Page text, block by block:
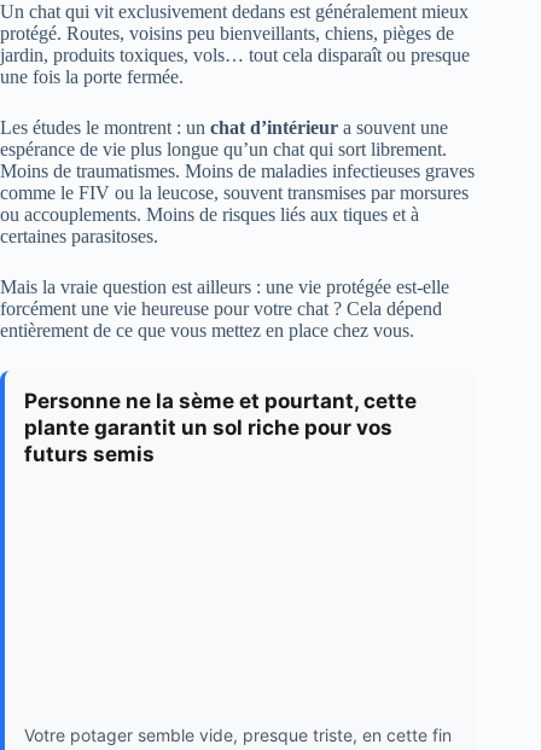
Un chat qui vit exclusivement dedans est généralement mieux
protégé. Routes, voisins peu bienveillants, chiens, pièges de
jardin, produits toxiques, vols… tout cela disparaît ou presque
une fois la porte fermée.
Les études le montrent : un chat d’intérieur a souvent une
espérance de vie plus longue qu’un chat qui sort librement.
Moins de traumatismes. Moins de maladies infectieuses graves
comme le FIV ou la leucose, souvent transmises par morsures
ou accouplements. Moins de risques liés aux tiques et à
certaines parasitoses.
Mais la vraie question est ailleurs : une vie protégée est-elle
forcément une vie heureuse pour votre chat ? Cela dépend
entièrement de ce que vous mettez en place chez vous.
Personne ne la sème et pourtant, cette
plante garantit un sol riche pour vos
futurs semis
Votre potager semble vide, presque triste, en cette fin